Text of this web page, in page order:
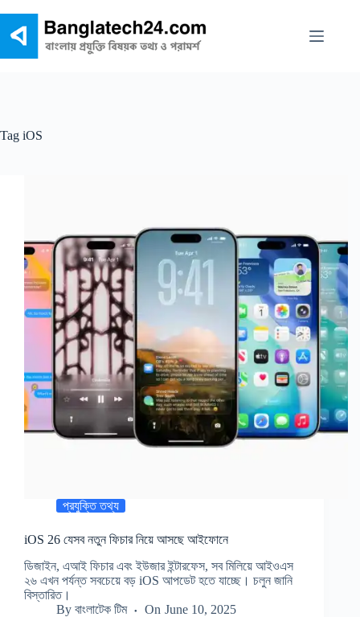
content
Tag iOS
প্রযুক্তি তথ্য
iOS 26 যেসব নতুন ফিচার নিয়ে আসছে আইফোনে
ডিজাইন, এআই ফিচার এবং ইউজার ইন্টারফেস, সব মিলিয়ে আইওএস
২৬ এখন পর্যন্ত সবচেয়ে বড় iOS আপডেট হতে যাচ্ছে। চলুন জানি
বিস্তারিত।
By বাংলাটেক টিম On June 10, 2025